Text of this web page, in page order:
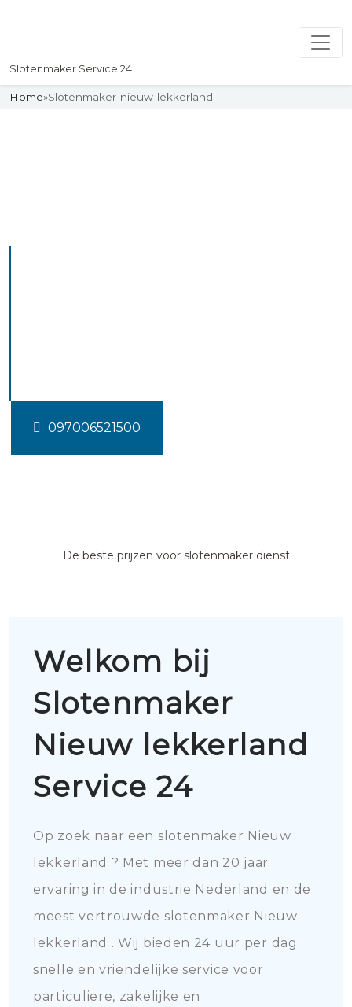
Slotenmaker Service 24
Home»Slotenmaker-nieuw-lekkerland
097006521500
De beste prijzen voor slotenmaker dienst
Welkom bij
Slotenmaker
Nieuw lekkerland
Service 24
Op zoek naar een slotenmaker Nieuw
lekkerland ? Met meer dan 20 jaar
ervaring in de industrie Nederland en de
meest vertrouwde slotenmaker Nieuw
lekkerland . Wij bieden 24 uur per dag
snelle en vriendelijke service voor
particuliere, zakelijke en